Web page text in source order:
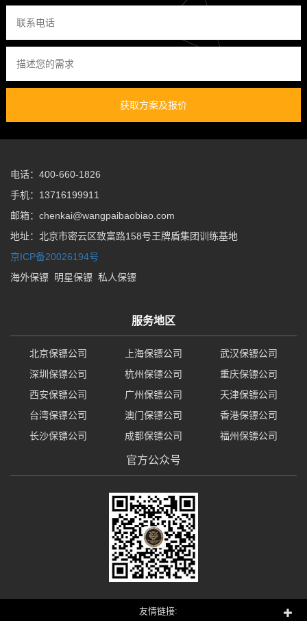
获取方案及报价
电话：400-660-1826
手机：13716199911
邮箱：chenkai@wangpaibaobiao.com
地址：北京市密云区致富路158号王牌盾集团训练基地
京ICP备20026194号
海外保镖
明星保镖 私人保镖
服务地区
北京保镖公司 上海保镖公司
武汉保镖公司
深圳保镖公司
杭州保镖公司
重庆保镖公司
西安保镖公司
广州保镖公司
天津保镖公司
台湾保镖公司
澳门保镖公司
香港保镖公司
长沙保镖公司
成都保镖公司 福州保镖公司
官方公众号
友情链接: